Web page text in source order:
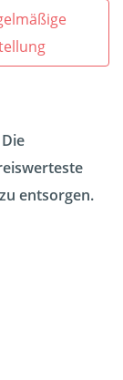
entsorgen.